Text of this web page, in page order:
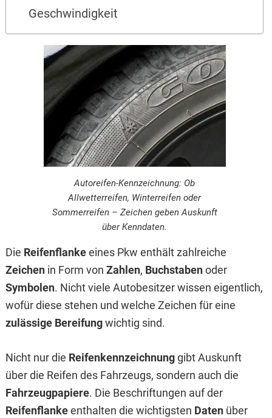
Geschwindigkeit
Autoreifen-Kennzeichnung: Ob
Allwetterreifen, Winterreifen oder
Sommerreifen – Zeichen geben Auskunft
über Kenndaten.
Die Reifenflankeeines Pkw enthält zahlreiche
Zeichen in Form von Zahlen, Buchstabenoder
Symbolen. Nicht viele Autobesitzer wissen eigentlich,
wofür diese stehen und welche Zeichen für eine
zulässige Bereifungwichtig sind.
Nicht nur die Reifenkennzeichnunggibt Auskunft
über die Reifen des Fahrzeugs, sondern auch die
Fahrzeugpapiere. Die Beschriftungen auf der
Reifenflankeenthalten die wichtigsten Daten über